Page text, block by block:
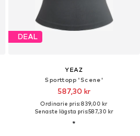
DEAL
YEAZ
Sporttopp 'Scene'
587,30 kr
Ordinarie pris: 839,00 kr
Senaste lägsta pris:587,30 kr